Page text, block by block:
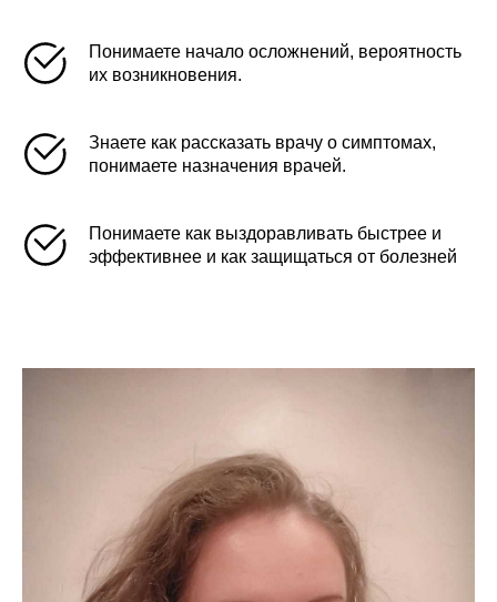
Понимаете начало осложнений, вероятность
их возникновения.
Знаете как рассказать врачу о симптомах,
понимаете назначения врачей.
Понимаете как выздоравливать быстрее и
эффективнее и как защищаться от болезней